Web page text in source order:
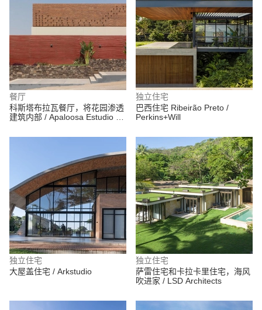
餐厅
科斯塔布拉瓦餐厅，将花园渗透
建筑内部 / Apaloosa Estudio de
独立住宅
巴西住宅 Ribeirão Preto /
Perkins+Will
独立住宅
大屋盖住宅 / Arkstudio
独立住宅
萨雷住宅和卡拉卡里住宅，海风
吹进家 / LSD Architects